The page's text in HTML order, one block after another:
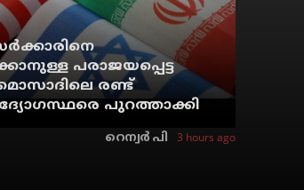
പരാജയപ്പെട്ട
രണ്ട്
പുറത്താക്കി
റെന്വര്‍ പി 3 hours ago